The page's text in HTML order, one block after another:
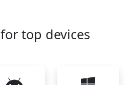
top devices